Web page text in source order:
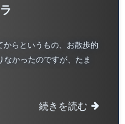
からというもの、お散歩的
かったのですが、たま
続きを読む